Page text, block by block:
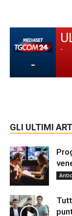
-
-
GLI ULTIMI